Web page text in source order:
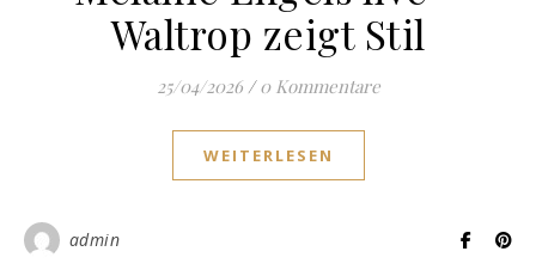
Waltrop zeigt Stil
25/04/2026 / 0 Kommentare
WEITERLESEN
admin